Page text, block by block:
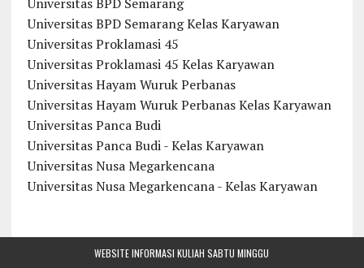
Universitas BPD Semarang Kelas Karyawan
Universitas Proklamasi 45
Universitas Proklamasi 45 Kelas Karyawan
Universitas Hayam Wuruk Perbanas
Universitas Hayam Wuruk Perbanas Kelas Karyawan
Universitas Panca Budi
Universitas Panca Budi - Kelas Karyawan
Universitas Nusa Megarkencana
Universitas Nusa Megarkencana - Kelas Karyawan
WEBSITE INFORMASI KULIAH SABTU MINGGU